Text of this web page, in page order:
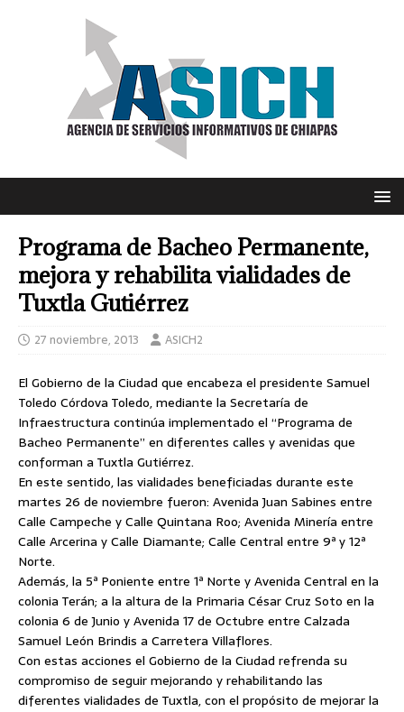
Programa de Bacheo Permanente,
mejora y rehabilita vialidades de
Tuxtla Gutiérrez
27 noviembre, 2013 ASICH2
El Gobierno de la Ciudad que encabeza el presidente Samuel
Toledo Córdova Toledo, mediante la Secretaría de
Infraestructura continúa implementado el “Programa de
Bacheo Permanente” en diferentes calles y avenidas que
conforman a Tuxtla Gutiérrez.
En este sentido, las vialidades beneficiadas durante este
martes 26 de noviembre fueron: Avenida Juan Sabines entre
Calle Campeche y Calle Quintana Roo; Avenida Minería entre
Calle Arcerina y Calle Diamante; Calle Central entre 9ª y 12ª
Norte.
Además, la 5ª Poniente entre 1ª Norte y Avenida Central en la
colonia Terán; a la altura de la Primaria César Cruz Soto en la
colonia 6 de Junio y Avenida 17 de Octubre entre Calzada
Samuel León Brindis a Carretera Villaflores.
Con estas acciones el Gobierno de la Ciudad refrenda su
compromiso de seguir mejorando y rehabilitando las
diferentes vialidades de Tuxtla, con el propósito de mejorar la